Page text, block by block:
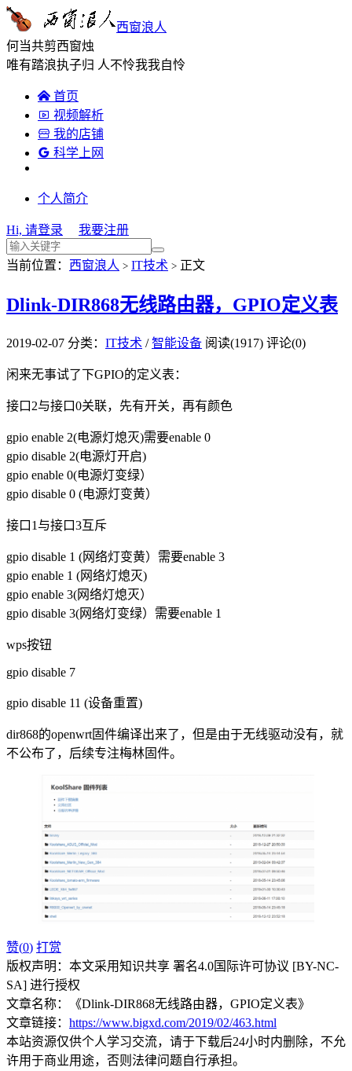
西窗浪人
何当共剪西窗烛
唯有踏浪执子归 人不怜我我自怜
 首页
 视频解析
 我的店铺
 科学上网
个人简介
Hi, 请登录 我要注册
当前位置： 西窗浪人 > IT技术 > 正文
Dlink-DIR868无线路由器，GPIO定义表
2019-02-07 分类： IT技术 /智能设备 阅读(1917) 评论(0)
闲来无事试了下GPIO的定义表：
接口2与接口0关联，先有开关，再有颜色
gpio enable 2(电源灯熄灭)需要enable 0
gpio disable 2(电源灯开启)
gpio enable 0(电源灯变绿）
gpio disable 0 (电源灯变黄）
接口1与接口3互斥
gpio disable 1 (网络灯变黄）需要enable 3
gpio enable 1 (网络灯熄灭)
gpio enable 3(网络灯熄灭）
gpio disable 3(网络灯变绿）需要enable 1
wps按钮
gpio disable 7
gpio disable 11 (设备重置)
dir868的openwrt固件编译出来了，但是由于无线驱动没有，就
不公布了，后续专注梅林固件。
赞(0) 打赏
版权声明：本文采用知识共享 署名4.0国际许可协议 [BY-NC-
SA] 进行授权
文章名称：《Dlink-DIR868无线路由器，GPIO定义表》
文章链接： https://www.bigxd.com/2019/02/463.html
本站资源仅供个人学习交流，请于下载后24小时内删除，不允
许用于商业用途，否则法律问题自行承担。